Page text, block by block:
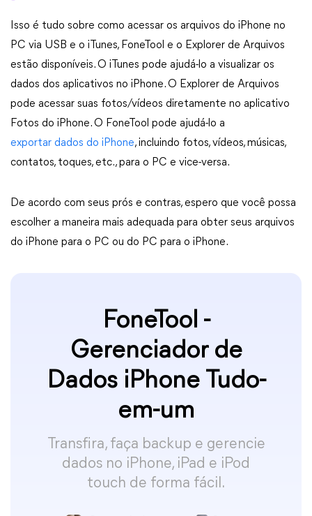
Isso é tudo sobre como acessar os arquivos do iPhone no
PC via USB e o iTunes, FoneTool e o Explorer de Arquivos
estão disponíveis. O iTunes pode ajudá-lo a visualizar os
dados dos aplicativos no iPhone. O Explorer de Arquivos
pode acessar suas fotos/vídeos diretamente no aplicativo
Fotos do iPhone. O FoneTool pode ajudá-lo a
exportar dados do iPhone, incluindo fotos, vídeos, músicas,
contatos, toques, etc., para o PC e vice-versa.
De acordo com seus prós e contras, espero que você possa
escolher a maneira mais adequada para obter seus arquivos
do iPhone para o PC ou do PC para o iPhone.
FoneTool -
Gerenciador de
Dados iPhone Tudo-
em-um
Transfira, faça backup e gerencie
dados no iPhone, iPad e iPod
touch de forma fácil.